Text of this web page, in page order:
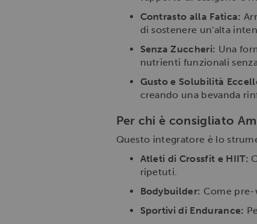
Contrasto alla Fatica:
di sostenere un'alta
Senza Zuccheri: Una
nutrienti funzionali
Gusto e Solubilità
creando una bevanda
Per chi è consigliato
Questo integratore è lo
Atleti di Crossfit e HIIT:
ripetuti.
Bodybuilder: Come
Sportivi di Endurance: